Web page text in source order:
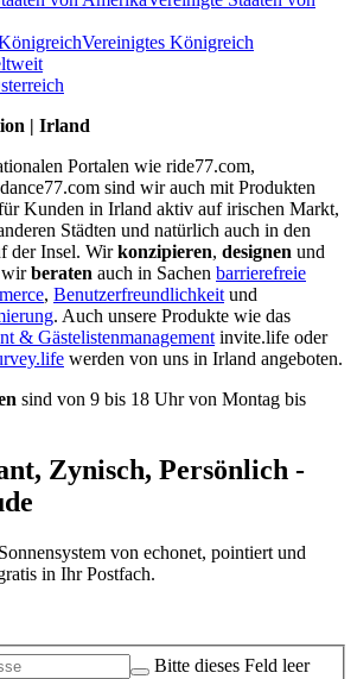
Vereinigtes Königreich
| Irland
Portalen wie ride77.com,
sind wir auch mit Produkten
Kunden in Irland aktiv auf irischen Markt,
Städten und natürlich auch in den
der Insel. Wirkonzipieren, designen und
wirberaten auch in Sachen barrierefreie
, Benutzerfreundlichkeit und
. Auch unsere Produkte wie das
& Gästelistenmanagement invite.life oder
werden von uns in Irland angeboten.
sind von 9 bis 18 Uhr von Montag bis
Zynisch, Persönlich -
von echonet, pointiert und
in Ihr Postfach.
Bitte dieses Feld leer